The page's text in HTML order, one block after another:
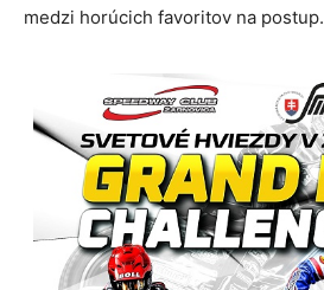
medzi horúcich favoritov na postup.